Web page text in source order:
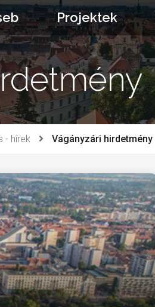
Projektek
- hírek Vágányzári hirdetmény